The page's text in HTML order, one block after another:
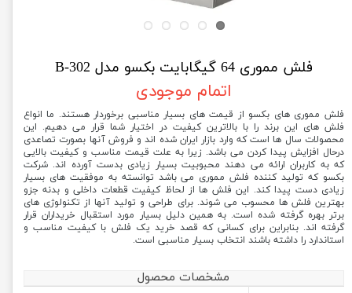
فلش مموری 64 گیگابایت بکسو مدل B-302
اتمام موجودی
فلش مموری های بکسو از قیمت های بسیار مناسبی برخوردار هستند. ما انواع
فلش های این برند را با بالاترین کیفیت در اختیار شما قرار می دهیم. این
محصولات سال ها است که وارد بازار ایران شده اند و فروش آنها بصورت تصاعدی
درحال افزایش پیدا کردن می باشد. زیرا به علت قیمت مناسب و کیفیت بالایی
که به کاربران ارائه می دهند محبوبیت بسیار زیادی بدست آورده اند. شرکت
بکسو که تولید کننده فلش مموری می باشد توانسته به موفقیت های بسیار
زیادی دست پیدا کند. این فلش ها از لحاظ کیفیت قطعات داخلی و بدنه جزو
بهترین فلش ها محسوب می شوند. برای طراحی و تولید آنها از تکنولوژی های
برتر بهره گرفته شده است. به همین دلیل بسیار مورد استقبال خریداران قرار
گرفته اند. بنابراین برای کسانی که قصد خرید یک فلش با کیفیت مناسب و
استاندارد را داشته باشند انتخاب بسیار مناسبی است.
مشخصات محصول